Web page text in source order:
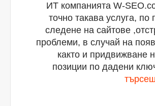
ИТ компанията W-
точно такава услуга,
следене на сайтове
проблеми, в случай на
както и придвижване
позиции по дадени